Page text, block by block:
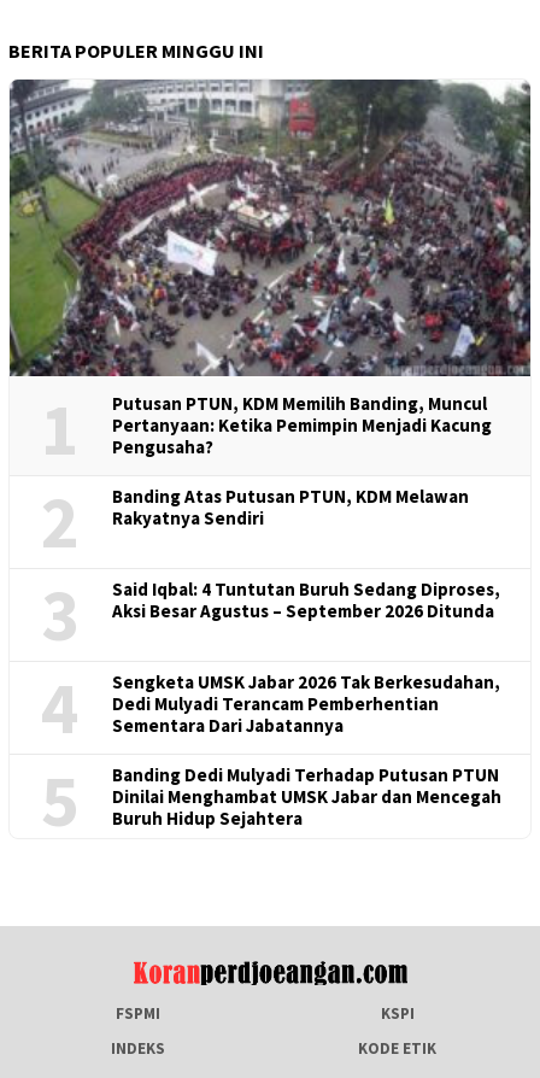
BERITA POPULER MINGGU INI
1
Putusan PTUN, KDM Memilih Banding, Muncul
Pertanyaan: Ketika Pemimpin Menjadi Kacung
Pengusaha?
2
Banding Atas Putusan PTUN, KDM Melawan
Rakyatnya Sendiri
3
Said Iqbal: 4 Tuntutan Buruh Sedang Diproses,
Aksi Besar Agustus – September 2026 Ditunda
4
Sengketa UMSK Jabar 2026 Tak Berkesudahan,
Dedi Mulyadi Terancam Pemberhentian
Sementara Dari Jabatannya
5
Banding Dedi Mulyadi Terhadap Putusan PTUN
Dinilai Menghambat UMSK Jabar dan Mencegah
Buruh Hidup Sejahtera
FSPMI
KSPI
INDEKS
KODE ETIK